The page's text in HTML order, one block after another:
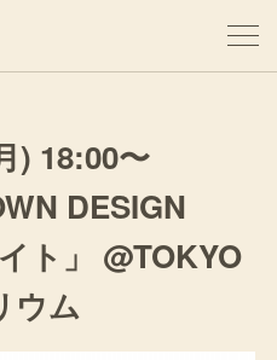
) 18:00〜
DESIGN
ト」 @TOKYO
ウム